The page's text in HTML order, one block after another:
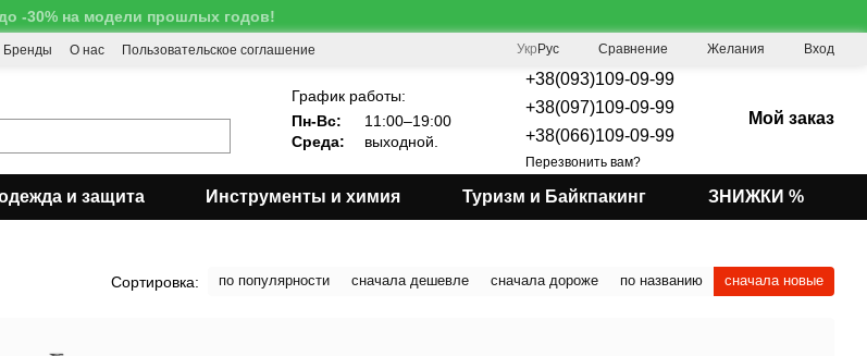
-30% на модели прошлых годов!
Бренды О нас Пользовательское соглашение Укр Рус Сравнение Желания Вход
График работы:
Пн-Вс:
11:00–19:00
Среда:
выходной.
+38(093)109-09-99
+38(097)109-09-99
+38(066)109-09-99
Перезвонить вам?
Мой заказ
и защита Инструменты и химия Туризм и Байкпакинг ЗНИЖКИ %
Сортировка: по популярности сначала дешевле сначала дороже по названию сначала новые